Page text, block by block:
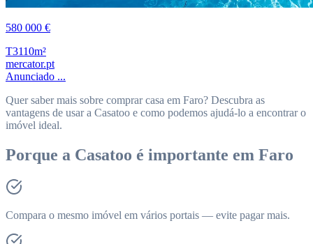
580 000 €
T3110m²
mercator.pt
Anunciado ...
Quer saber mais sobre comprar casa em Faro? Descubra as
vantagens de usar a Casatoo e como podemos ajudá-lo a encontrar o
imóvel ideal.
Porque a Casatoo é importante em Faro
Compara o mesmo imóvel em vários portais — evite pagar mais.